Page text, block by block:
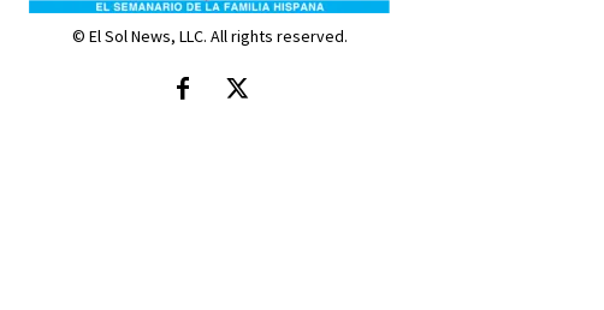
© El Sol News, LLC. All rights reserved.